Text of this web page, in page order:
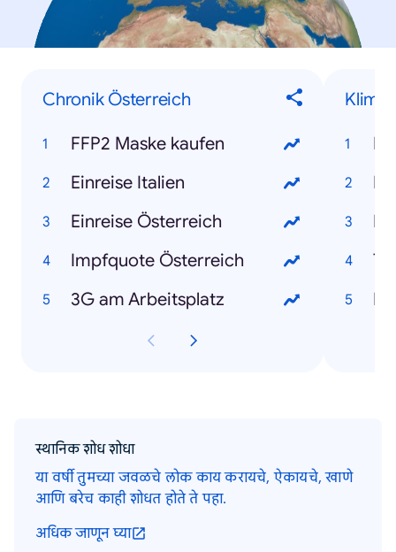
Chronik Österreich
FFP2 Maske kaufen
Einreise Italien
Einreise Österreich
Impfquote Österreich
3G am Arbeitsplatz
स्थानिक शोध शोधा
या वर्षी तुमच्या जवळचे लोक काय करायचे, ऐकायचे, खाणे
आणि बरेच काही शोधत होते ते पहा.
अधिक जाणून घ्या